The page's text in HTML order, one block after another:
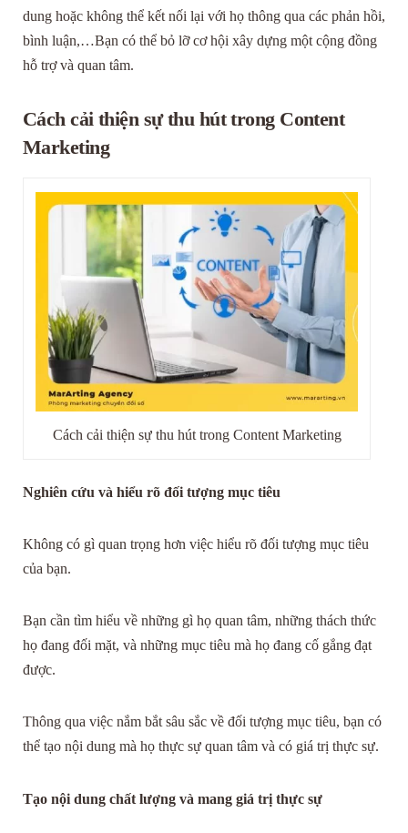
dung hoặc không thể kết nối lại với họ thông qua các phản hồi,
bình luận,…Bạn có thể bỏ lỡ cơ hội xây dựng một cộng đồng
hỗ trợ và quan tâm.
Cách cải thiện sự thu hút trong Content
Marketing
Cách cải thiện sự thu hút trong Content Marketing
Nghiên cứu và hiểu rõ đối tượng mục tiêu
Không có gì quan trọng hơn việc hiểu rõ đối tượng mục tiêu
của bạn.
Bạn cần tìm hiểu về những gì họ quan tâm, những thách thức
họ đang đối mặt, và những mục tiêu mà họ đang cố gắng đạt
được.
Thông qua việc nắm bắt sâu sắc về đối tượng mục tiêu, bạn có
thể tạo nội dung mà họ thực sự quan tâm và có giá trị thực sự.
Tạo nội dung chất lượng và mang giá trị thực sự